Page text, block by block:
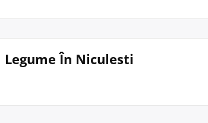
Legume În Niculesti